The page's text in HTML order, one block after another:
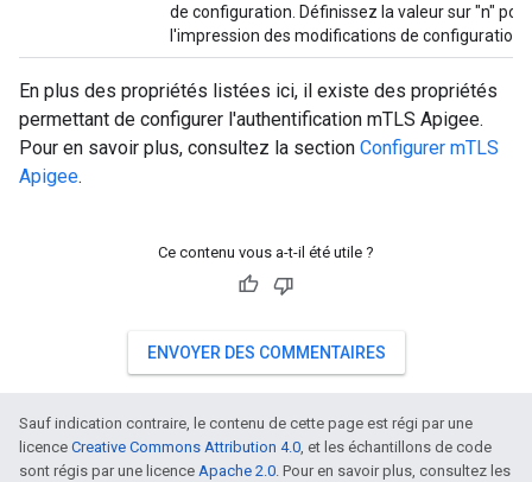
de configuration. Définissez la valeur sur "n"
l'impression des modifications de configuration.
En plus des propriétés listées ici, il existe des propriétés
permettant de configurer l'authentification mTLS Apigee.
Pour en savoir plus, consultez la section Configurer mTLS
Apigee.
Ce contenu vous a-t-il été utile ?
ENVOYER DES COMMENTAIRES
Sauf indication contraire, le contenu de cette page est régi par une
licence Creative Commons Attribution 4.0, et les échantillons de code
sont régis par une licence Apache 2.0. Pour en savoir plus, consultez les